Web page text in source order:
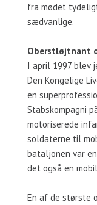
fra mødet
sædvanlige.
Oberstløjtnant
I april 1997 blev
Den Kongelige
en
Stabskompagni
motoriserede
soldaterne til
bataljonen var
det også en
En af de største